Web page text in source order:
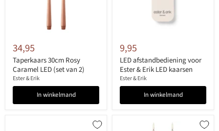
34,95
Taperkaars 30cm Rosy
Caramel LED (set van 2)
Ester & Erik
In winkelmand
9,95
LED afstandbediening voor
Ester & Erik LED kaarsen
Ester & Erik
In winkelmand